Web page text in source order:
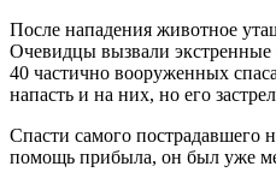
После нападения животное
Очевидцы вызвали
40 частично вооруженных
напасть и на них, но его
Спасти самого пострадавшего
помощь прибыла, он был уже